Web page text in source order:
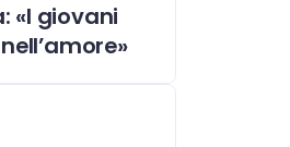
«I giovani